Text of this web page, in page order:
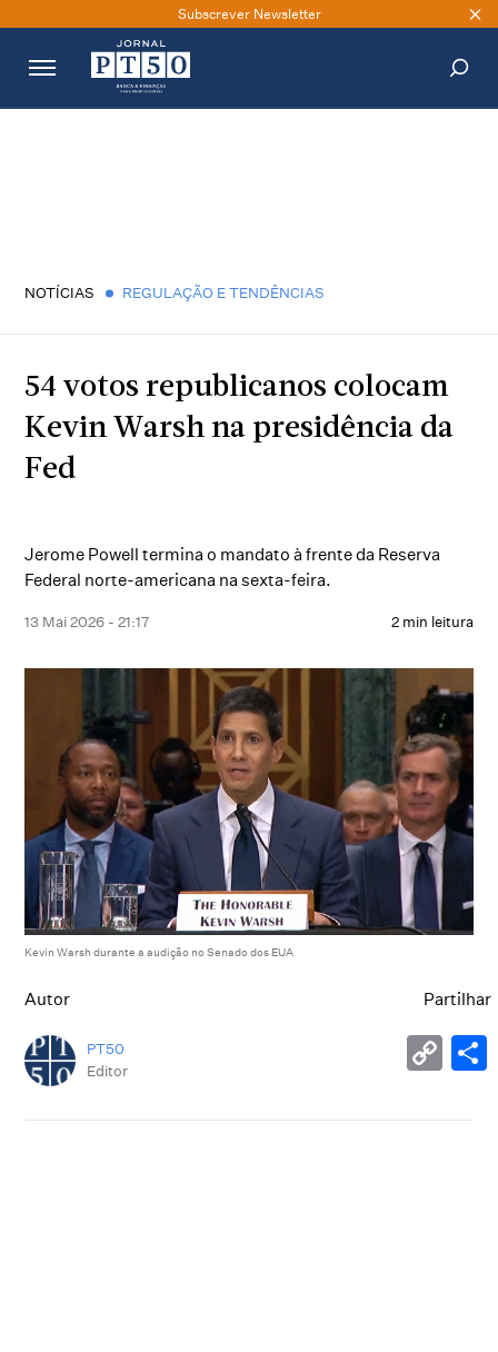
Subscrever Newsletter
NOTÍCIAS REGULAÇÃO E TENDÊNCIAS
54 votos republicanos colocam
Kevin Warsh na presidência da
Fed
Jerome Powell termina o mandato à frente da Reserva
Federal norte-americana na sexta-feira.
13 Mai 2026 - 21:17 2 min leitura
Kevin Warsh durante a audição no Senado dos EUA
Autor
PT50
Editor
Partilhar